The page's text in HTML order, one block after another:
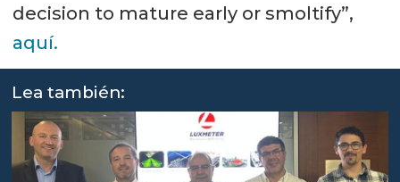
decision to mature early or smoltify”,
aquí.
Lea también: